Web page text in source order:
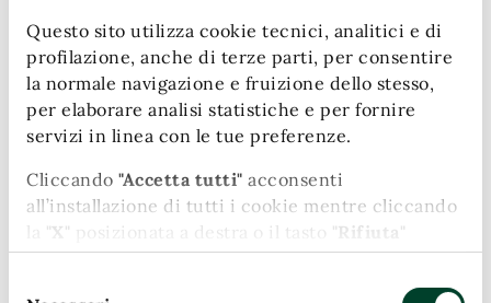
Questo sito utilizza cookie tecnici, analitici e di
profilazione, anche di terze parti, per consentire
la normale navigazione e fruizione dello stesso,
per elaborare analisi statistiche e per fornire
servizi in linea con le tue preferenze.
Cliccando "Accetta tutti" acconsenti
all’installazione di tutti i cookie mentre cliccando
la "X" posizionata a destra o il tasto "Rifiuta"
chiudi il banner e continui la navigazione in
Leaflet | Map data (c)OpenStreetMap contributors
Altre sedi
bct